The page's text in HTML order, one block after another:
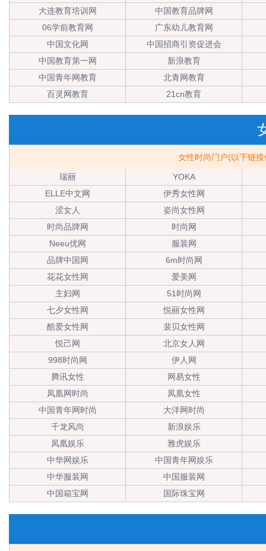
大连教育培训网
中国教育品牌网
06学前教育网
广东幼儿教育网
中国文化网
中国招商引资促进会
中国教育第一网
新浪教育
中国青年网教育
北青网教育
百灵网教育
21cn教育
女性时尚门户(以下链
瑞丽
YOKA
ELLE中文网
伊秀女性网
涩女人
姿尚女性网
时尚品牌网
时尚网
Neeu优网
服装网
品牌中国网
6m时尚网
花花女性网
爱美网
主妇网
51时尚网
七夕女性网
悦丽女性网
酷爱女性网
裴贝女性网
悦己网
北京女人网
998时尚网
伊人网
腾讯女性
网易女性
凤凰网时尚
凤凰女性
中国青年网时尚
大洋网时尚
千龙风尚
新浪娱乐
凤凰娱乐
雅虎娱乐
中华网娱乐
中国青年网娱乐
中华服装网
中国服装网
中国箱宝网
国际珠宝网